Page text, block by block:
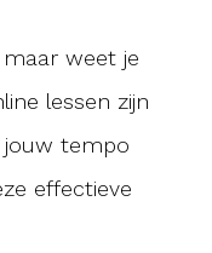
weet je
lessen zijn
jouw tempo
effectieve